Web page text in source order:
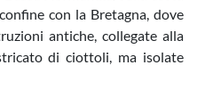
con la Bretagna, dove
antiche, collegate alla
di ciottoli, ma isolate